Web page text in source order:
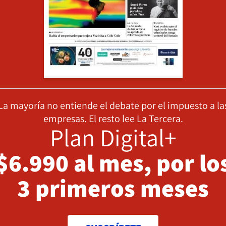
mayoría no entiende el debate por el impuesto a
empresas. El resto lee La Tercera.
Plan Digital+
al mes, por
3 primeros meses